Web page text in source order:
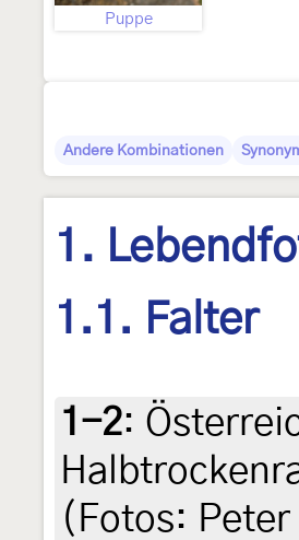
Puppe
Andere Kombinationen
1.
1.1. Falter
1-2:
(Fotos: